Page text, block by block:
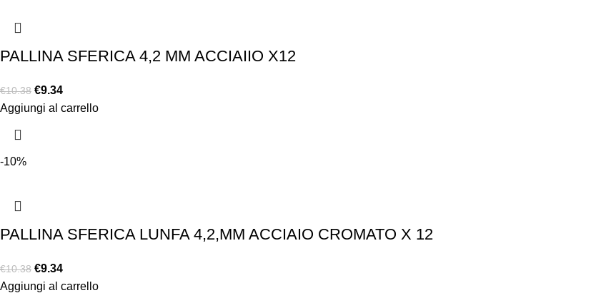
PALLINA SFERICA 4,2 MM ACCIAIIO X12
€10.38 €9.34
Aggiungi al carrello
-10%
PALLINA SFERICA LUNFA 4,2,MM ACCIAIO CROMATO X 12
€10.38 €9.34
Aggiungi al carrello